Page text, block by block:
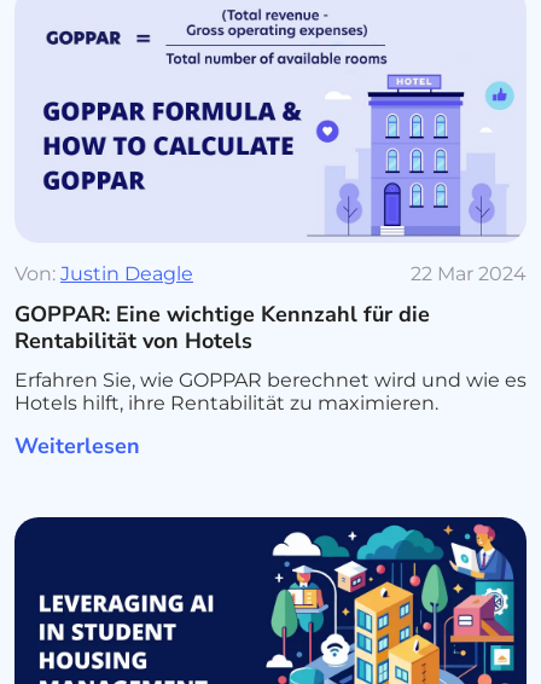
Von: Justin Deagle 22 Mar 2024
GOPPAR: Eine wichtige Kennzahl für die
Rentabilität von Hotels
Erfahren Sie, wie GOPPAR berechnet wird und wie es
Hotels hilft, ihre Rentabilität zu maximieren.
Weiterlesen